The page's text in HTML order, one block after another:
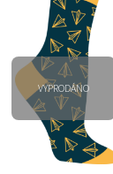
VYPRODÁNO